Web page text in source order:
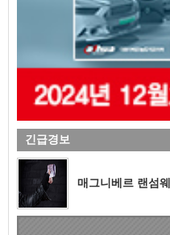
긴급경보
매그니베르 랜섬